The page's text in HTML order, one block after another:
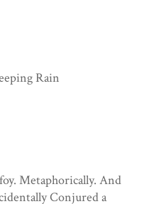
Rain
Metaphorically. And
Conjured a